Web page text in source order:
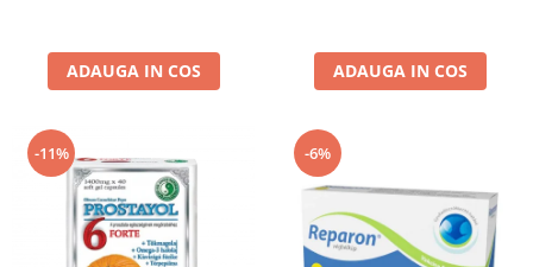
ADAUGA IN COS ADAUGA IN COS
-11% -6%